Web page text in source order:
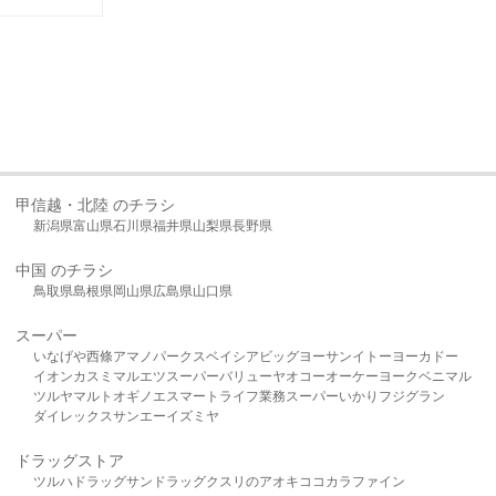
甲信越・北陸 のチラシ
新潟県富山県石川県福井県山梨県長野県
中国 のチラシ
鳥取県島根県岡山県広島県山口県
スーパー
いなげや西條アマノパークスベイシア ビッグヨーサンイトーヨーカドー
イオンカスミ マルエツ スーパーバリューヤオコーオーケー ヨークベニマル
ツルヤマルト オギノ エスマート ライフ業務スーパーいかり フジグラン
ダイレックスサンエーイズミヤ
ドラッグストア
ツルハドラッグサンドラッグクスリのアオキ ココカラファイン